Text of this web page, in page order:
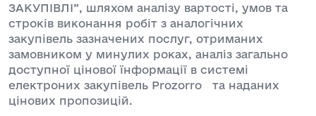
ЗАКУПІВЛІ”, шляхом аналізу вартості, умов та
строків виконання робіт з аналогічних
закупівель зазначених послуг, отриманих
замовником у минулих роках, аналіз загально
доступної цінової їнформації в системі
електроних закупівель Prozorro та наданих
цінових пропозицій.